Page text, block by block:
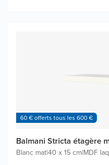
60 € offerts tous les 600 €
Balmani Stricta étagère
Blanc mat|40 x 15 cm|MDF